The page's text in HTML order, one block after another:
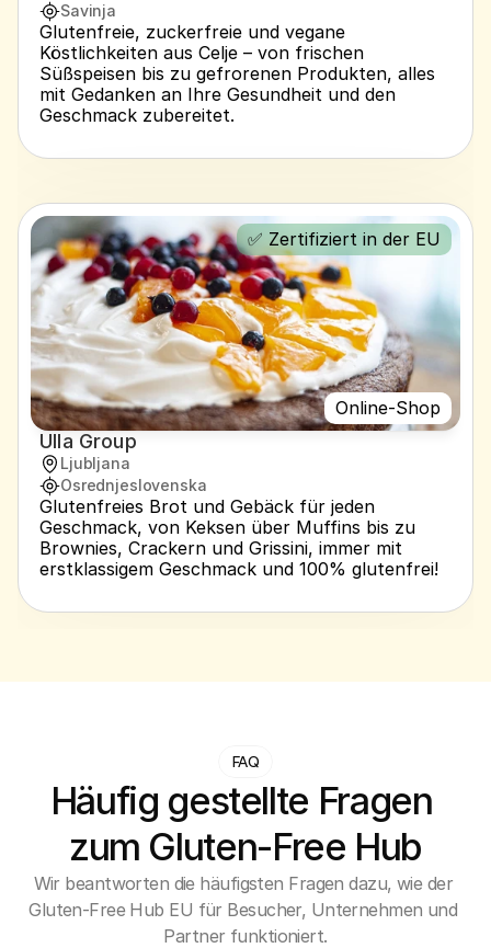
Savinja
Glutenfreie, zuckerfreie und vegane
Köstlichkeiten aus Celje – von frischen
Süßspeisen bis zu gefrorenen Produkten, alles
mit Gedanken an Ihre Gesundheit und den
Geschmack zubereitet.
Online-Shop
✅ Zertifiziert in der EU
Ulla Group
Ljubljana
Osrednjeslovenska
Glutenfreies Brot und Gebäck für jeden
Geschmack, von Keksen über Muffins bis zu
Brownies, Crackern und Grissini, immer mit
erstklassigem Geschmack und 100% glutenfrei!
FAQ
Häufig gestellte Fragen
zum Gluten-Free Hub
Wir beantworten die häufigsten Fragen dazu, wie der
Gluten-Free Hub EU für Besucher, Unternehmen und
Partner funktioniert.